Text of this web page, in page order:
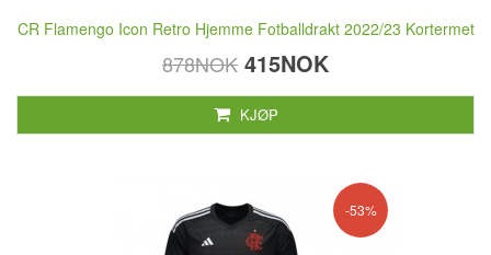
CR Flamengo Icon Retro Hjemme Fotballdrakt 2022/23 Kortermet
878NOK 415NOK
KJØP
-53%